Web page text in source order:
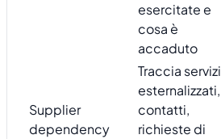
esercitate e
cosa è
accaduto
Supplier
dependency
Traccia servizi
esternalizzati,
contatti,
richieste di